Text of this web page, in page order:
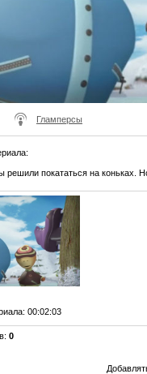
Гламперсы
:
покататься на коньках.
: 00:02:03
: 0